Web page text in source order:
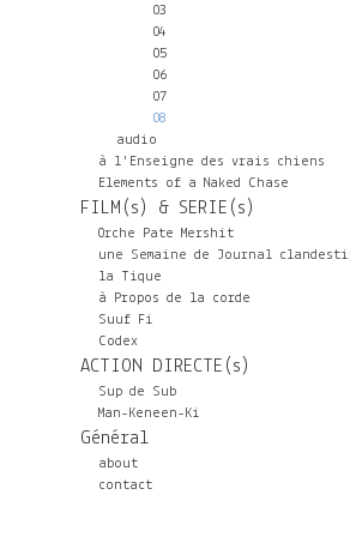
03
04
05
06
07
08
audio
à l'Enseigne des vrais chiens
Elements of a Naked Chase
FILM(s) & SERIE(s)
Orche Pate Mershit
une Semaine de Journal
la Tique
à Propos de la corde
Suuf Fi
Codex
ACTION DIRECTE(s)
Sup de Sub
Man-Keneen-Ki
Général
about
contact